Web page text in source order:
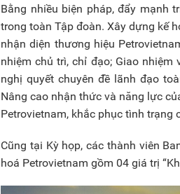
Bằng nhiều biện pháp, đẩy mạnh
trong toàn Tập đoàn. Xây dựng kế
nhận diện thương hiệu
nhiệm chủ trì, chỉ đạo; Giao
nghị quyết chuyên đề lãnh đạo
Nâng cao nhận thức và năng lực
Petrovietnam, khắc phục tình trạng
Cũng tại Kỳ họp, các thành viên
hoá Petrovietnam gồm 04 giá trị